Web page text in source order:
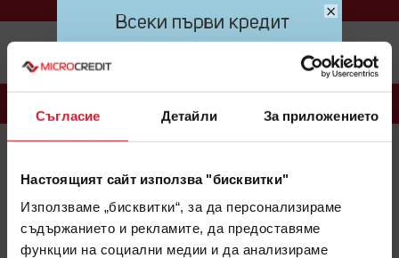
Съгласие Детайли За приложението
Настоящият сайт използва "бисквитки"
Използваме „бисквитки“, за да персонализираме
съдържанието и рекламите, да предоставяме
функции на социални медии и да анализираме
Меню
×
БЛОГ
MICROCREDIT (163) CREDINET(43) CREDIGO
CREDIHOME(3) CREDITRADE (2)
Няма налични теми.